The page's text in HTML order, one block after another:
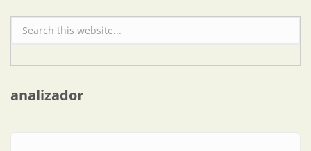
Formulario de búsqueda
analizador